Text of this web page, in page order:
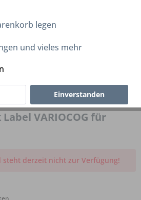
C38C Carbon
VARIOCOG für
steht derzeit nicht zur Verfügung!
legen
und vieles mehr
Einverstanden